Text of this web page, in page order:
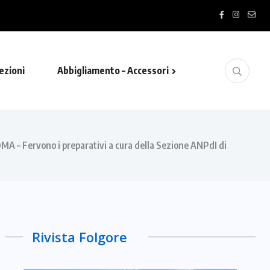
MARCIALONGA RUNNI…
Abbigliamento – Accessori
– Fervono i preparativi a cura della Sezione ANPdI di
Rivista Folgore